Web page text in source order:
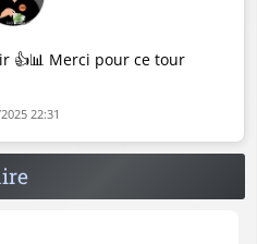
👍📊 Merci pour ce tour
22:31